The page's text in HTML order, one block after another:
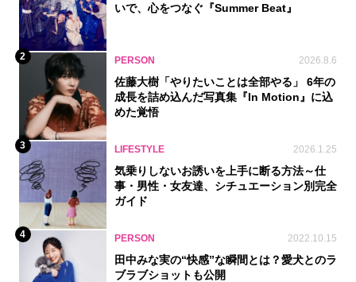
いで、心をつなぐ『Summer Beat』
2 PERSON 2026.8.6
佐藤大樹「やりたいことは全部やる」 6年の
成長を詰め込んだ写真集『In Motion』に込
めた覚悟
3 LIFESTYLE 2026.1.25
気乗りしないお誘いを上手に断る方法～仕
事・男性・女友達、シチュエーション別完全
ガイド
4 PERSON 2022.10.15
田中みな実の“快感”な瞬間とは？愛犬とのラ
ブラブショットも公開